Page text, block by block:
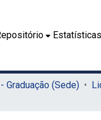
Estatísticas
Graduação (Sede)